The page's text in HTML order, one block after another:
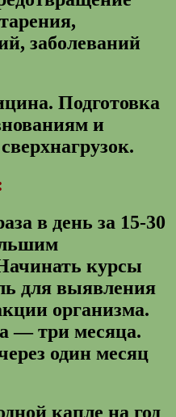
заболеваний
Подготовка
и
в день за 15-30
курсы
для выявления
организма.
— три месяца.
один месяц
капле на год